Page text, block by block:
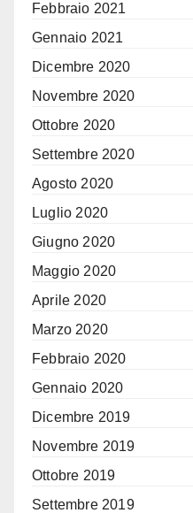
Febbraio 2021
Gennaio 2021
Dicembre 2020
Novembre 2020
Ottobre 2020
Settembre 2020
Agosto 2020
Luglio 2020
Giugno 2020
Maggio 2020
Aprile 2020
Marzo 2020
Febbraio 2020
Gennaio 2020
Dicembre 2019
Novembre 2019
Ottobre 2019
Settembre 2019